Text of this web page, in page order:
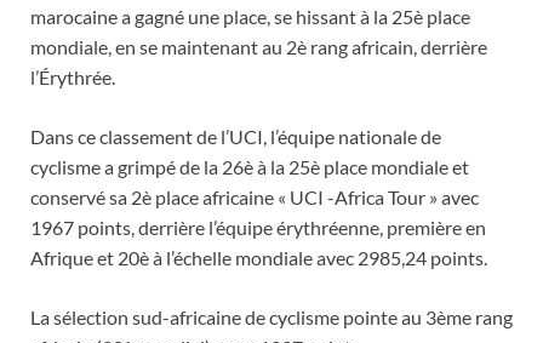
marocaine a gagné une place, se hissant à la 25è place
mondiale, en se maintenant au 2è rang africain, derrière
l’Érythrée.
Dans ce classement de l’UCI, l’équipe nationale de
cyclisme a grimpé de la 26è à la 25è place mondiale et
conservé sa 2è place africaine « UCI -Africa Tour » avec
1967 points, derrière l’équipe érythréenne, première en
Afrique et 20è à l’échelle mondiale avec 2985,24 points.
La sélection sud-africaine de cyclisme pointe au 3ème rang